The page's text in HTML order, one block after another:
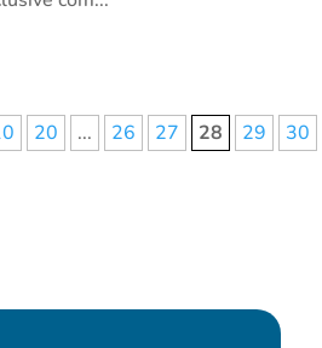
20 ... 26 27 28 29
30